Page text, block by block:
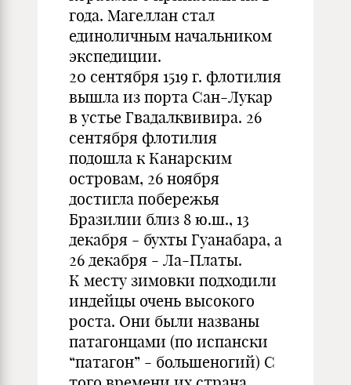
года. Магеллан стал
единоличным начальником
экспедиции.
20 сентября 1519 г. флотилия
вышла из порта Сан-Лукар
в устье Гвадалквивира. 26
сентября флотилия
подошла к Канарским
островам, 26 ноября
достигла побережья
Бразилии близ 8 ю.ш., 13
декабря - бухты Гуанабара, а
26 декабря - Ла-Платы.
К месту зимовки подходили
индейцы очень высокого
роста. Они были названы
патагонцами (по испански
“патагон” - большеногий) С